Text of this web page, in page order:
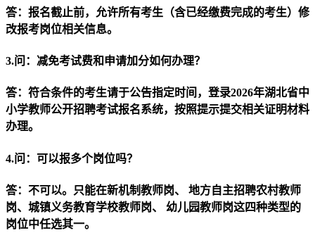
答：报名截止前，允许所有考生（含已经缴费完成的考生）修
改报考岗位相关信息。
3.问：减免考试费和申请加分如何办理？
答：符合条件的考生请于公告指定时间，登录2026年湖北省中
小学教师公开招聘考试报名系统，按照提示提交相关证明材料
办理。
4.问：可以报多个岗位吗？
答：不可以。只能在新机制教师岗、 地方自主招聘农村教师
岗、城镇义务教育学校教师岗、 幼儿园教师岗这四种类型的
岗位中任选其一。